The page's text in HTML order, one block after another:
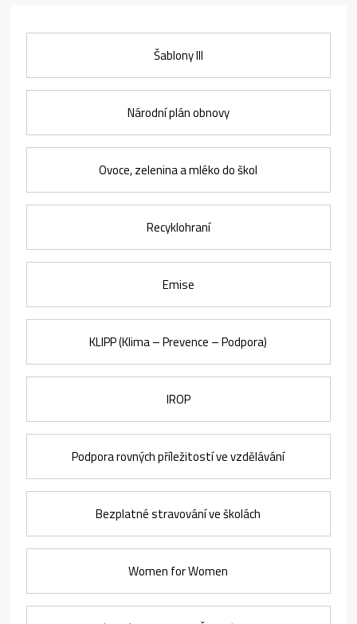
Šablony III
Národní plán obnovy
Ovoce, zelenina a mléko do škol
Recyklohraní
Emise
KLIPP (Klima – Prevence – Podpora)
IROP
Podpora rovných příležitostí ve vzdělávání
Bezplatné stravování ve školách
Women for Women